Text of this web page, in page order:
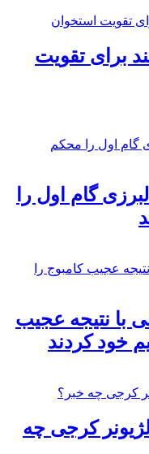
برای تقویت
گام اول را
با نتیجه عجیب
خود کردند
کرجی چه